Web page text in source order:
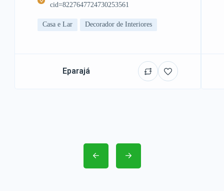
cid=8227647724730253561
Casa e Lar Decorador de Interiores
Eparajá